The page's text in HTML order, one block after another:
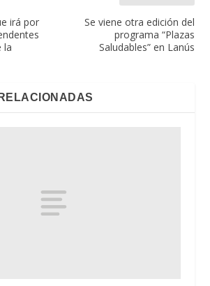
irá por
la
Se viene otra edición del
programa “Plazas
Saludables” en Lanús